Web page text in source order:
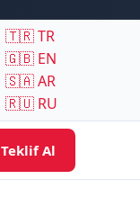
🇹🇷TR
🇬🇧 EN
🇸🇦AR
🇷🇺 RU
Teklif Al